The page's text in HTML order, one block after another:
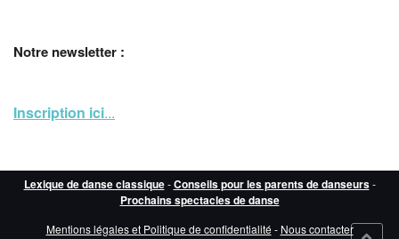
Notre newsletter :
Inscription ici...
Lexique de danse classique-Conseils pour les parents de danseurs-
Prochains spectacles de danse
Mentions légales et Politique de confidentialité - Nous contacter